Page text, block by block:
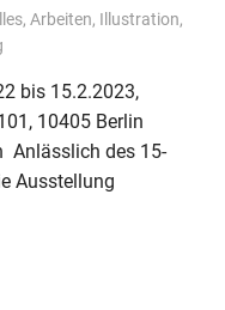
, Arbeiten, Illustration,
bis 15.2.2023,
10405 Berlin
Anlässlich des 15-
Ausstellung